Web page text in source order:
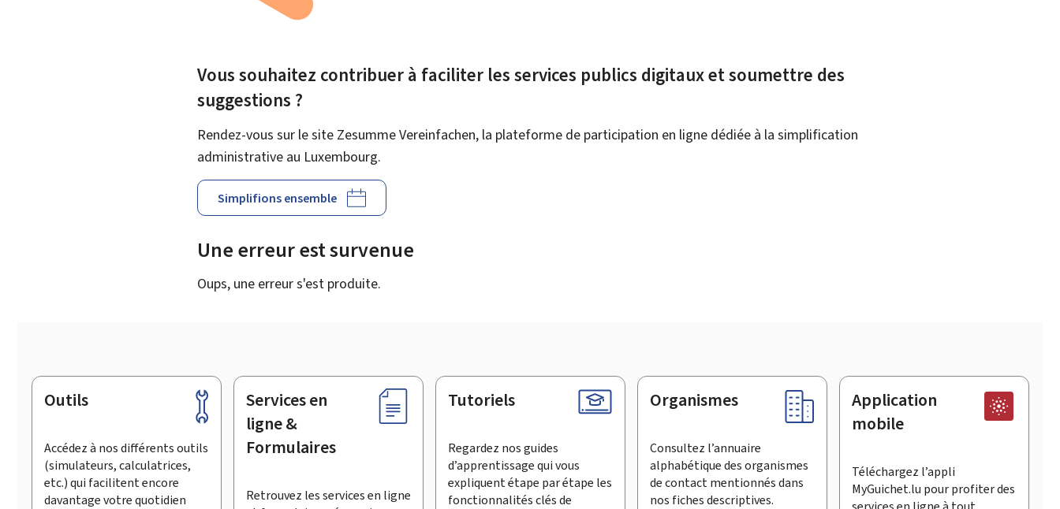
Vous souhaitez contribuer à faciliter les services publics digitaux et soumettre des
suggestions ?
Rendez-vous sur le site Zesumme Vereinfachen, la plateforme de participation en ligne dédiée à la simplification
administrative au Luxembourg.
Simplifions ensemble
Une erreur est survenue
Oups, une erreur s'est produite.
Pied
page
Outils
Accédez à nos différents outils
(simulateurs, calculatrices,
etc.) qui facilitent encore
davantage votre quotidien
Services en
ligne &
Formulaires
Retrouvez les services en ligne
Tutoriels
Regardez nos guides
d’apprentissage qui vous
expliquent étape par étape les
fonctionnalités clés de
Organismes
Consultez l’annuaire
alphabétique des organismes
de contact mentionnés dans
nos fiches descriptives.
Application
mobile
Téléchargez l’appli
MyGuichet.lu pour profiter des